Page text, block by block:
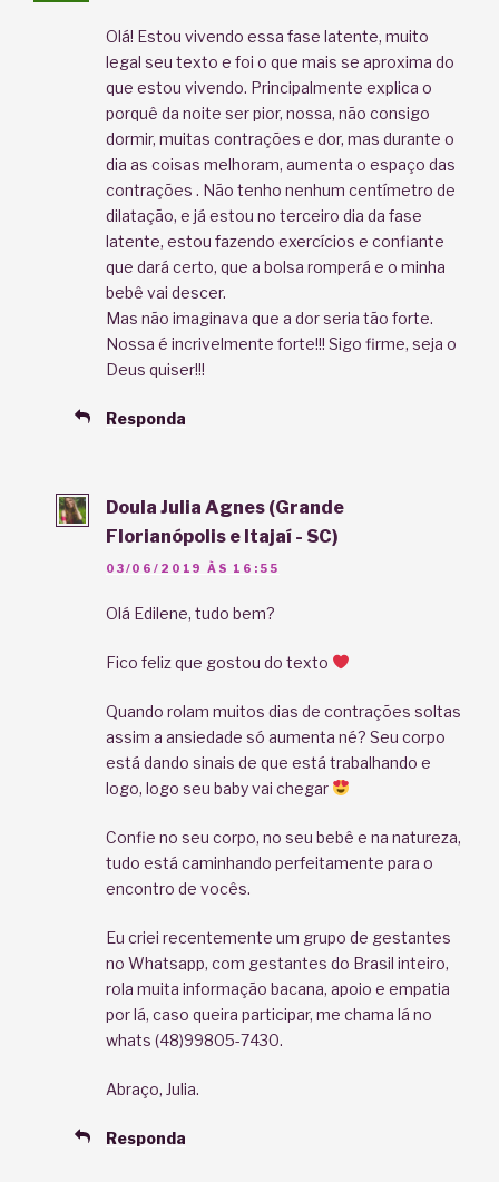
Olá! Estou vivendo essa fase latente, muito
legal seu texto e foi o que mais se aproxima do
que estou vivendo. Principalmente explica o
porquê da noite ser pior, nossa, não consigo
dormir, muitas contrações e dor, mas durante o
dia as coisas melhoram, aumenta o espaço das
contrações . Não tenho nenhum centímetro de
dilatação, e já estou no terceiro dia da fase
latente, estou fazendo exercícios e confiante
que dará certo, que a bolsa romperá e o minha
bebê vai descer.
Mas não imaginava que a dor seria tão forte.
Nossa é incrivelmente forte!!! Sigo firme, seja o
Deus quiser!!!
Responda
Doula Julia Agnes (Grande
Florianópolis e Itajaí - SC)
03/06/2019 ÀS 16:55
Olá Edilene, tudo bem?
Fico feliz que gostou do texto
Quando rolam muitos dias de contrações soltas
assim a ansiedade só aumenta né? Seu corpo
está dando sinais de que está trabalhando e
logo, logo seu baby vai chegar
Confie no seu corpo, no seu bebê e na natureza,
tudo está caminhando perfeitamente para o
encontro de vocês.
Eu criei recentemente um grupo de gestantes
no Whatsapp, com gestantes do Brasil inteiro,
rola muita informação bacana, apoio e empatia
por lá, caso queira participar, me chama lá no
whats (48)99805-7430.
Abraço, Julia.
Responda